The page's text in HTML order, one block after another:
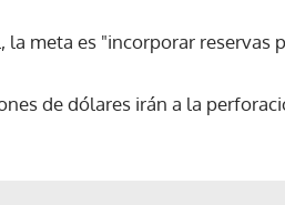
la meta es "incorporar reservas
de dólares irán a la